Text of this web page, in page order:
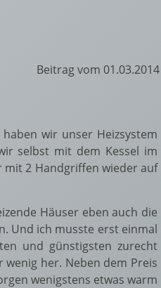
Beitrag vom 01.03.2014
haben wir unser Heizsystem
selbst mit dem Kessel im
mit 2 Handgriffen wieder auf
Häuser eben auch die
Und ich musste erst einmal
und günstigsten zurecht
wenig her. Neben dem Preis
wenigstens etwas warm